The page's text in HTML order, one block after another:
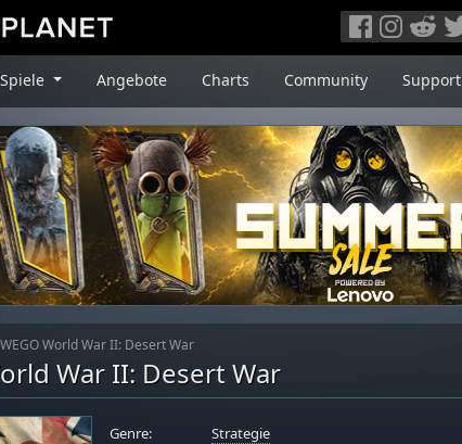
Angebote Charts Community Support
WEGO World War II: Desert War
War II: Desert War
Genre:
Strategie